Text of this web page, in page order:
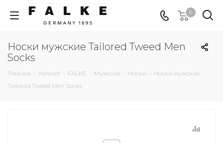
0
Носки мужские Tailored Tweed Men
Socks
Главная - Каталог - FALKE - Мужское - Носки - Носки мужские
Tailored Tweed Men Socks